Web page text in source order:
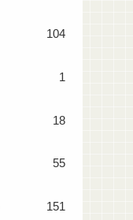
104
1
18
55
151